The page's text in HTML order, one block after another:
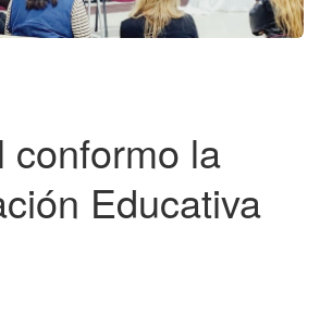
conformo la
Educativa